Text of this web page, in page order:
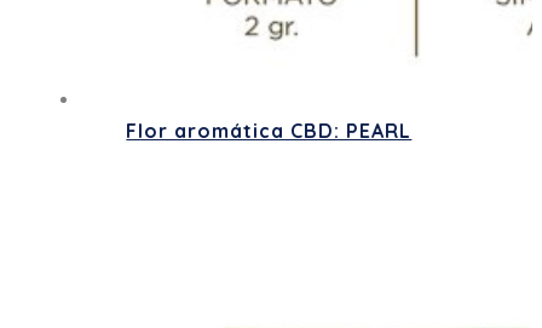
Flor aromática CBD: PEARL